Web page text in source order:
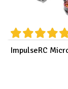
ImpulseRC